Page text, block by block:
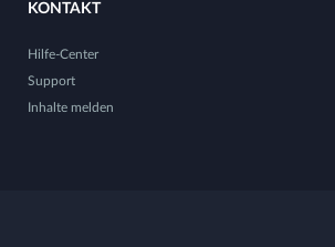
KONTAKT
Hilfe-Center
Support
Inhalte melden